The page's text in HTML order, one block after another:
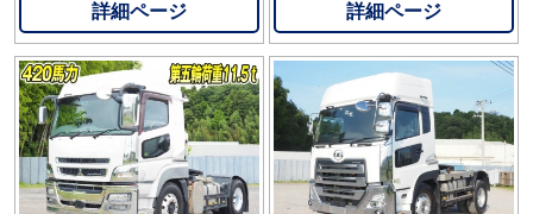
詳細ページ 詳細ページ